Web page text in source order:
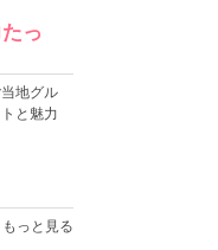
っ
地グル
と魅力
もっと見る